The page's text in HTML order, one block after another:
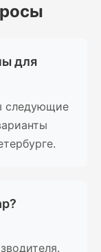
для
следующие